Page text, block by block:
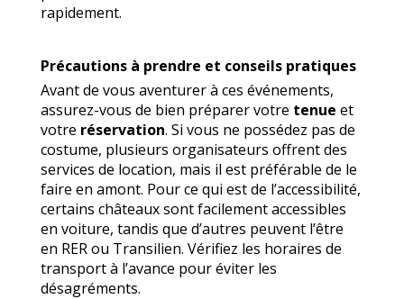
rapidement.
Précautions à prendre et conseils pratiques
Avant de vous aventurer à ces événements,
assurez-vous de bien préparer votre tenue et
votre réservation. Si vous ne possédez pas de
costume, plusieurs organisateurs offrent des
services de location, mais il est préférable de le
faire en amont. Pour ce qui est de l’accessibilité,
certains châteaux sont facilement accessibles
en voiture, tandis que d’autres peuvent l’être
en RER ou Transilien. Vérifiez les horaires de
transport à l’avance pour éviter les
désagréments.